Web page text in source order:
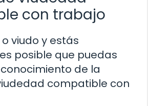
con trabajo
viudo y estás
posible que puedas
de la
compatible con